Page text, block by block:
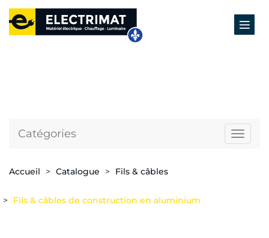
Catégories
Accueil Catalogue Fils & câbles
Fils & câbles de construction en aluminium